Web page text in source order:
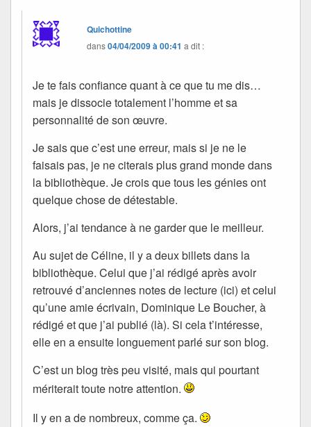
Quichottine
dans04/04/2009 à 00:41 a dit :
Je te fais confiance quant à ce que tu me dis…
mais je dissocie totalement l’homme et sa
personnalité de son œuvre.
Je sais que c’est une erreur, mais si je ne le
faisais pas, je ne citerais plus grand monde dans
la bibliothèque. Je crois que tous les génies ont
quelque chose de détestable.
Alors, j’ai tendance à ne garder que le meilleur.
Au sujet de Céline, il y a deux billets dans la
bibliothèque. Celui que j’ai rédigé après avoir
retrouvé d’anciennes notes de lecture (ici) et celui
qu’une amie écrivain, Dominique Le Boucher, à
rédigé et que j’ai publié (là). Si cela t’intéresse,
elle en a ensuite longuement parlé sur son blog.
C’est un blog très peu visité, mais qui pourtant
mériterait toute notre attention.
Il y en a de nombreux, comme ça.